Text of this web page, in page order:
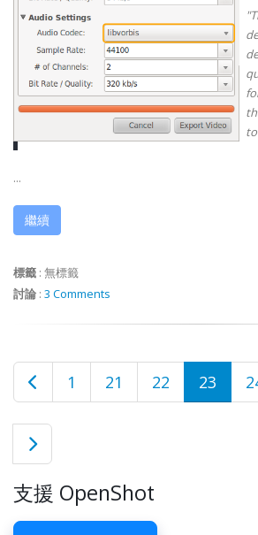
...
繼續
標籤 : 無標籤
討論 : 3 Comments
1 21 22 23
支援 OpenShot